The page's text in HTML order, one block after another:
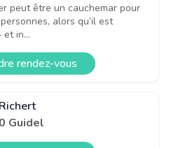
peut être un cauchemar pour
alors qu’il est
et in...
rendez-vous
Guidel